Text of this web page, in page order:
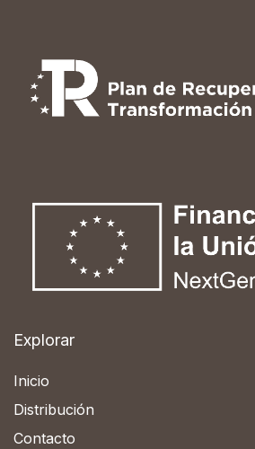
Explorar
Inicio
Distribución
Contacto